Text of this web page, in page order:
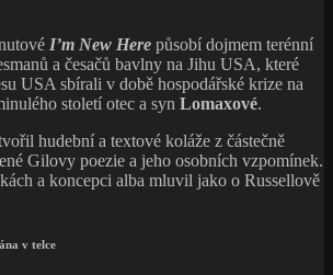
I’m New Here působí dojmem terénní
a česačů bavlny na Jihu USA, které
USA sbírali v době hospodářské krize na
století otec a syn Lomaxové.
hudební a textové koláže z částečně
Gilovy poezie a jeho osobních vzpomínek.
a koncepci alba mluvil jako o Russellově
v telce